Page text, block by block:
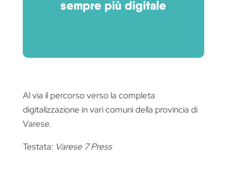
sempre più digitale
Al via il percorso verso la completa
digitalizzazione in vari comuni della provincia di
Varese.
Testata: Varese 7 Press